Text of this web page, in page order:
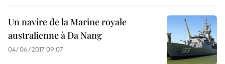
Un navire de la Marine royale
australienne à Da Nang
04/06/2017 09:07